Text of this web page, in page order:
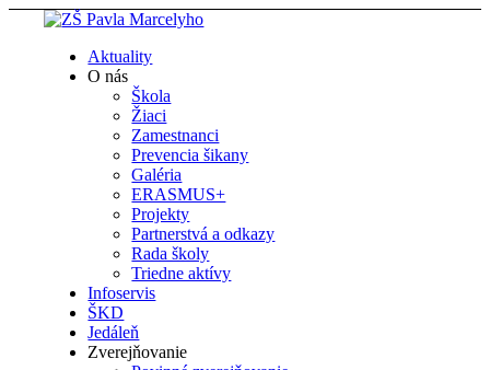
Aktuality
O nás
Škola
Žiaci
Zamestnanci
Prevencia šikany
Galéria
ERASMUS+
Projekty
Partnerstvá a odkazy
Rada školy
Triedne aktívy
Infoservis
ŠKD
Jedáleň
Zverejňovanie